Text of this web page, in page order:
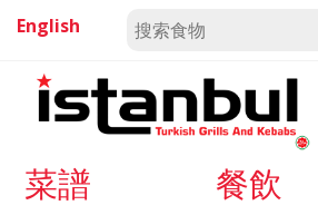
English
菜譜 餐飲